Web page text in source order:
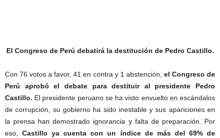
El Congreso de Perú debatirá la destitución de Pedro Castillo.
Con 76 votos a favor, 41 en contra y 1 abstención, el Congreso de
Perú aprobó el debate para destituir al presidente Pedro
Castillo. El presidente peruano se ha visto envuelto en escándalos
de corrupción, su gobierno ha sido inestable y sus apariciones en
la prensa han demostrado ignorancia y falta de preparación. Por
eso,Castillo ya cuenta con un índice de más del 69% de